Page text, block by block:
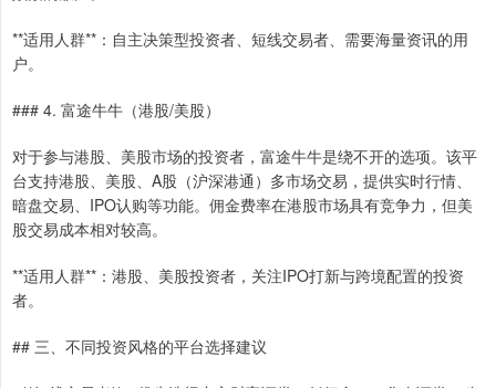
**适用人群**：自主决策型投资者、短线交易者、需要海量资讯的用
户。
### 4. 富途牛牛（港股/美股）
对于参与港股、美股市场的投资者，富途牛牛是绕不开的选项。该平
台支持港股、美股、A股（沪深港通）多市场交易，提供实时行情、
暗盘交易、IPO认购等功能。佣金费率在港股市场具有竞争力，但美
股交易成本相对较高。
**适用人群**：港股、美股投资者，关注IPO打新与跨境配置的投资
者。
## 三、不同投资风格的平台选择建议